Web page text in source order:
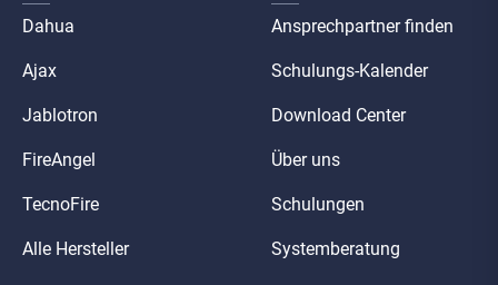
Dahua
Ajax
Jablotron
FireAngel
TecnoFire
Alle Hersteller
Ansprechpartner finden
Schulungs-Kalender
Download Center
Über uns
Schulungen
Systemberatung